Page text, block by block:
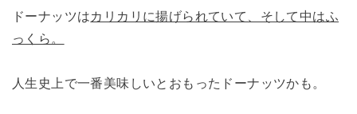
ドーナッツはカリカリに揚げられていて、そして中はふ
っくら。
人生史上で一番美味しいとおもったドーナッツかも。